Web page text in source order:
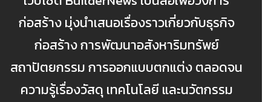
ก่อสร้าง มุ่งนำเสนอเรื่องราวเกี่ยวกับธุรกิจ
ก่อสร้าง การพัฒนาอสังหาริมทรัพย์
สถาปัตยกรรม การออกแบบตกแต่ง ตลอดจน
ความรู้เรื่องวัสดุ เทคโนโลยี และนวัตกรรม